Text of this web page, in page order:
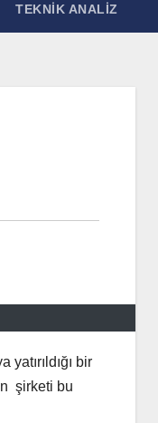
TEKNİK ANALİZ
bir
şirketi bu